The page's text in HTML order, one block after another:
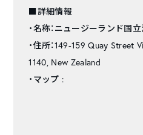
■詳細情報
・名称：ニュージーランド国
・住所：149-159 Quay Street
1140, New Zealand
・マップ :